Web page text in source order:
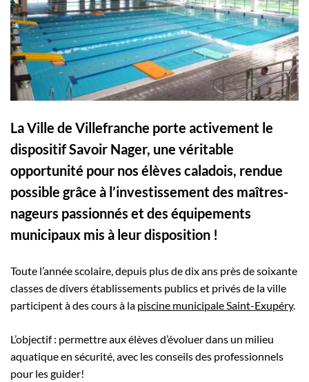
La Ville de Villefranche porte activement le
dispositif Savoir Nager, une véritable
opportunité pour nos élèves caladois, rendue
possible grâce à l’investissement des maîtres-
nageurs passionnés et des équipements
municipaux mis à leur disposition !
Toute l’année scolaire, depuis plus de dix ans près de soixante
classes de divers établissements publics et privés de la ville
participent à des cours à la piscine municipale Saint-Exupéry.
L’objectif : permettre aux élèves d’évoluer dans un milieu
aquatique en sécurité, avec les conseils des professionnels
pour les guider!